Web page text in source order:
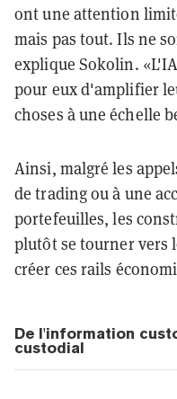
ont une attention
mais pas tout. Ils ne
explique Sokolin.
pour eux d'amplifier
choses à une échelle
Ainsi, malgré les
de trading ou à une
portefeuilles, les
plutôt se tourner vers
créer ces rails
De l'information
custodial